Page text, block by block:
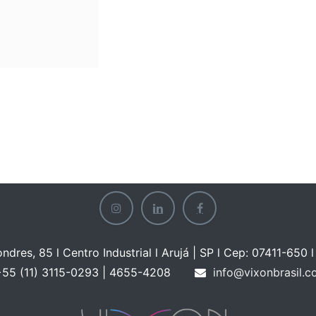
85 l Centro Industrial l Arujá | SP l Cep: 07411-650 l
(11) 3115-0293 | 4655-4208